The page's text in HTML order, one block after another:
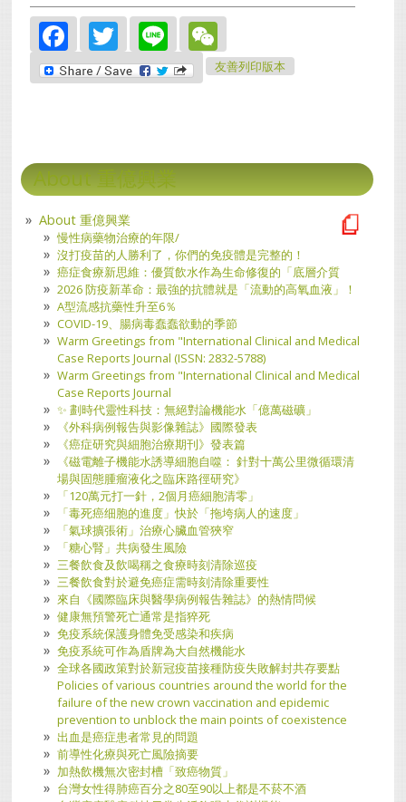
Facebook
Twitter
Line
友善列印版本
About 重億興業
About 重億興業
慢性病藥物治療的年限/
沒打疫苗的人勝利了，你們的免疫體是完整的！
癌症食療新思維：優質飲水作為生命修復的「底層介質
2026 防疫新革命：最強的抗體就是「流動的高氧血液」！
A型流感抗藥性升至6％
COVID-19、腸病毒蠢蠢欲動的季節
Warm Greetings from "International Clinical and Medical
Case Reports Journal (ISSN: 2832-5788)
Warm Greetings from "International Clinical and Medical
Case Reports Journal
​✨ 劃時代靈性科技：無絕對論機能水「億萬磁礦」
《外科病例報告與影像雜誌》國際發表
《癌症研究與細胞治療期刊》發表篇
《磁電離子機能水誘導細胞自噬： 針對十萬公里微循環清
場與固態腫瘤液化之臨床路徑研究》
「120萬元打一針，2個月癌細胞清零」
「毒死癌细胞的進度」快於「拖垮病人的速度」
「氣球擴張術」治療心臟血管狹窄
「糖心腎」共病發生風險
三餐飲食及飲喝稱之食療時刻清除巡疫
三餐飲食對於避免癌症需時刻清除重要性
來自《國際臨床與醫學病例報告雜誌》的熱情問候
健康無預警死亡通常是指猝死
免疫系統保護身體免受感染和疾病
免疫系統可作為盾牌為大自然機能水
全球各國政策對於新冠疫苗接種防疫失敗解封共存要點
Policies of various countries around the world for the
failure of the new crown vaccination and epidemic
prevention to unblock the main points of coexistence
出血是癌症患者常見的問題
前導性化療與死亡風險摘要
加熱飲機無次密封槽「致癌物質」
台灣女性得肺癌百分之80至90以上都是不菸不酒